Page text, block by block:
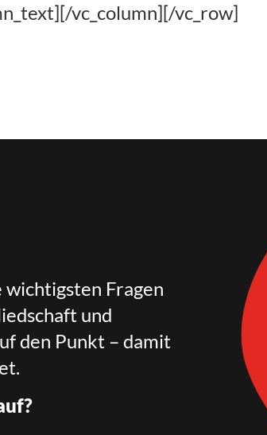
vc_column][/vc_row]
Fragen
und
den Punkt – damit